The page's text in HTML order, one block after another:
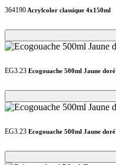
364190 Acrylcolor classique 4x150ml
Loading...
Loading...
EG3.23 Ecogouache 500ml Jaune doré
Loading...
Loading...
EG3.23 Ecogouache 500ml Jaune doré
Loading...
Loading...